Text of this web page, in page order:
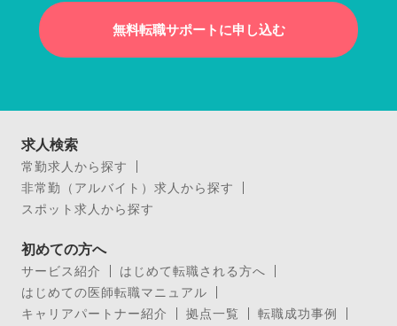
無料転職サポートに申し込む
求人検索
常勤求人から探す
非常勤（アルバイト）求人から探す
スポット求人から探す
初めての方へ
サービス紹介
はじめて転職される方へ
はじめての医師転職マニュアル
キャリアパートナー紹介
拠点一覧
転職成功事例